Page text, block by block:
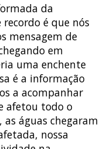
da
é que nós
mensagem de
em
uma enchente
é a informação
a acompanhar
afetou todo o
as águas chegaram
nossa